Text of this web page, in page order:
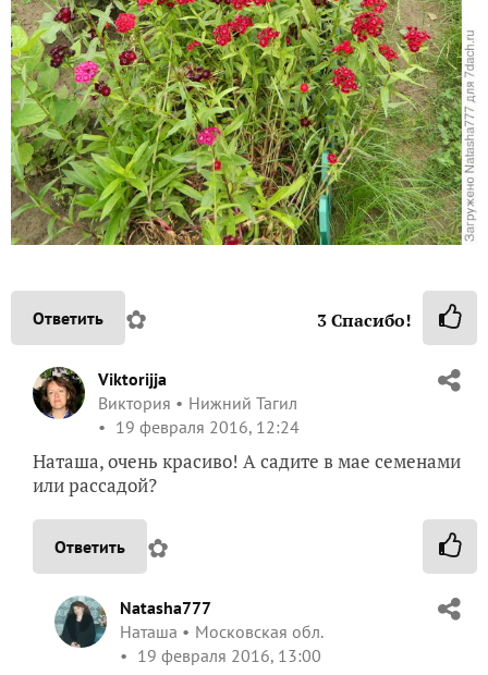
Ответить ✿ 3Спасибо!
Viktorijja
Виктория
Нижний Тагил
19 февраля 2016, 12:24
Наташа, очень красиво! А садите в мае семенами
или рассадой?
Ответить ✿
Natasha777
Наташа
Московская обл.
19 февраля 2016, 13:00